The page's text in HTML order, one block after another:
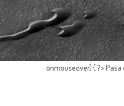
onmouseover) { ?>